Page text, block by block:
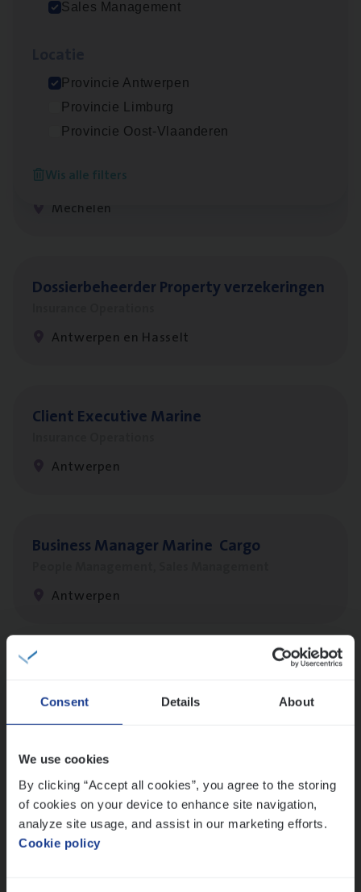
Consent Details About
We use cookies
By clicking “Accept all cookies”, you agree to the storing
of cookies on your device to enhance site navigation,
analyze site usage, and assist in our marketing efforts.
Cookie policy
Sales Management
Provincie Antwerpen
Provincie Limburg
Provincie Oost-Vlaanderen
Wis alle filters
Dos­sier­be­heer­der Gewaar­borgd Inkomen
Dos­sier­be­heer­der Onder­ne­min­gen Van­b­
Insurance Operations
Mechelen
Dos­sier­be­heer­der Pro­per­ty verzekeringen
Antwerpen en Hasselt
Client Exe­cu­ti­ve Marine
Antwerpen
Busi­ness Mana­ger Mari­ne Cargo
Antwerpen
Sales Management
Antwerpen
Insu­ran­ce Bro­kerKMO
Sales Management
Antwerpen